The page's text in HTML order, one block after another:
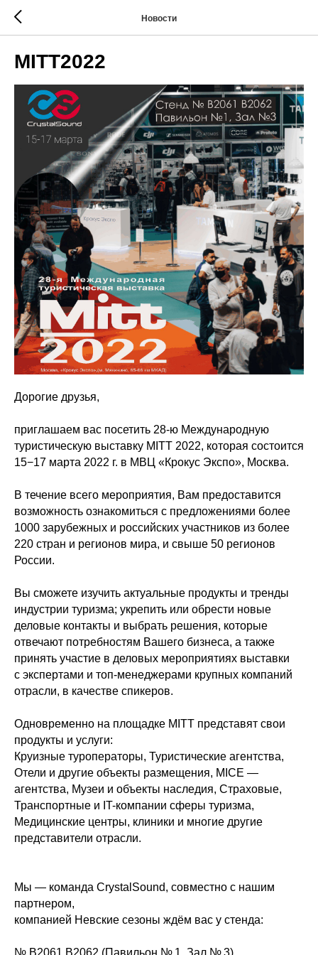
Новости
MITT2022
Дорогие друзья,
приглашаем вас посетить 28-ю Международную
туристическую выставку MITT 2022, которая состоится
15−17 марта 2022 г. в МВЦ «Крокус Экспо», Москва.
В течение всего мероприятия, Вам предоставится
возможность ознакомиться с предложениями более
1000 зарубежных и российских участников из более
220 стран и регионов мира, и свыше 50 регионов
России.
Вы сможете изучить актуальные продукты и тренды
индустрии туризма; укрепить или обрести новые
деловые контакты и выбрать решения, которые
отвечают потребностям Вашего бизнеса, а также
принять участие в деловых мероприятиях выставки
с экспертами и топ-менеджерами крупных компаний
отрасли, в качестве спикеров.
Одновременно на площадке MITT представят свои
продукты и услуги:
Круизные туроператоры, Туристические агентства,
Отели и другие объекты размещения, MICE —
агентства, Музеи и объекты наследия, Страховые,
Транспортные и IT-компании сферы туризма,
Медицинские центры, клиники и многие другие
представители отрасли.
Мы — команда CrystalSound, совместно с нашим
партнером,
компанией Невские сезоны ждём вас у стенда:
№ B2061 B2062 (Павильон № 1, Зал № 3)